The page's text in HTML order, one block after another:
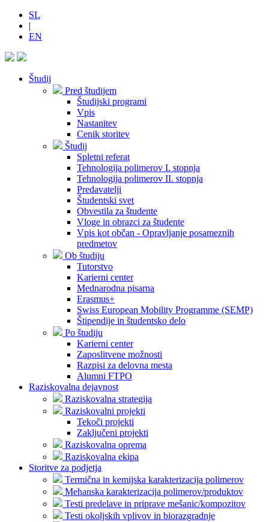
SL
|
EN
Študij
Pred študijem
Študijski programi
Vpis
Nastanitev
Cenik storitev
Študij
Spletni referat
Tehnologija polimerov I. stopnja
Tehnologija polimerov II. stopnja
Predavatelji
Študentski svet
Obvestila za študente
Vloge in obrazci za študente
Vpis kot občan - Opravljanje posameznih
predmetov
Ob študiju
Tutorstvo
Karierni center
Mednarodna pisarna
Erasmus+
Swiss European Mobility Programme (SEMP)
Štipendije in študentsko delo
Po študiju
Karierni center
Zaposlitvene možnosti
Razpisi za delovna mesta
Alumni FTPO
Raziskovalna dejavnost
Raziskovalna strategija
Raziskovalni projekti
Tekoči projekti
Zaključeni projekti
Raziskovalna oprema
Raziskovalna ekipa
Storitve za podjetja
Termična in kemijska karakterizacija polimerov
Mehanska karakterizacija polimerov/produktov
Testi predelave in priprave mešanic/kompozitov
Testi okoljskih vplivov in biorazgradnje